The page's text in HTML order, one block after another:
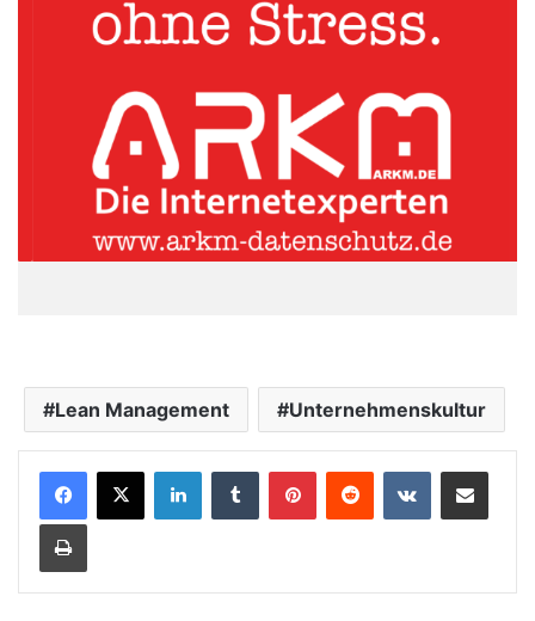
Lean Management Unternehmenskultur